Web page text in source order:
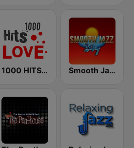
1000 HITS Love Smooth Jazz 247